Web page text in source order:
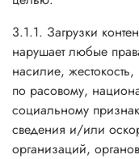
3.1.1. Загрузки
нарушает любые
насилие,
по расовому,
социальному
сведения и/или
организаций,